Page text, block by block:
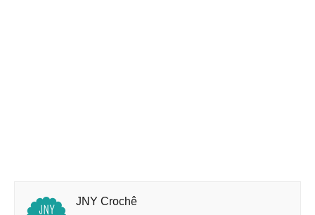
JNY Crochê